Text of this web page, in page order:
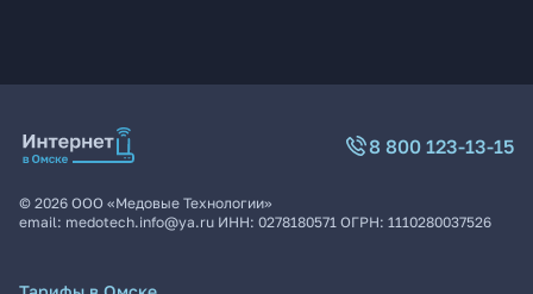
8 800 123-13-15
© 2026 ООО «Медовые Технологии»
email: medotech.info@ya.ru ИНН: 0278180571 ОГРН: 1110280037526